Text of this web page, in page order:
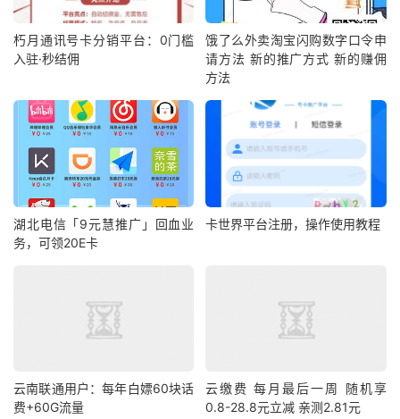
朽月通讯号卡分销平台：0门槛
入驻·秒结佣
饿了么外卖淘宝闪购数字口令申
请方法 新的推广方式 新的赚佣
方法
湖北电信「9元慧推广」回血业
务，可领20E卡
卡世界平台注册，操作使用教程
云南联通用户：每年白嫖60块话
费+60G流量
云缴费 每月最后一周 随机享
0.8-28.8元立减 亲测2.81元